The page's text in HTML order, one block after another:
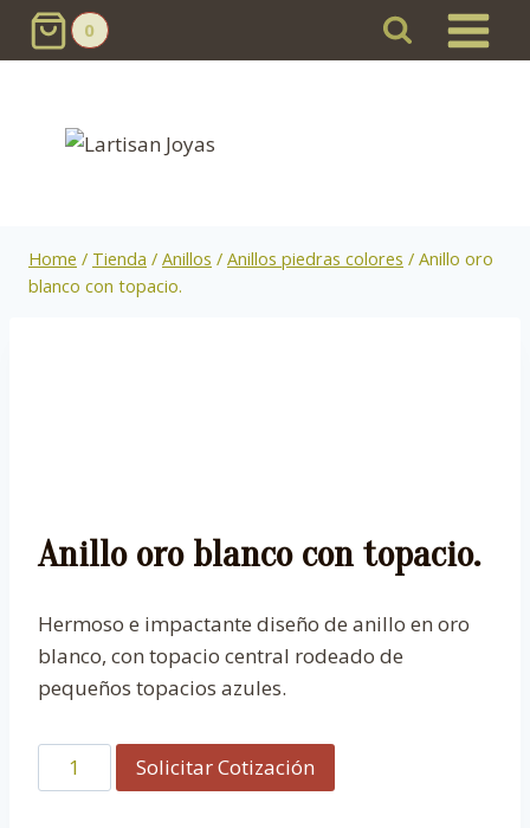
Skip
0
Home / Tienda / Anillos / Anillos piedras colores / Anillo oro
blanco con topacio.
Anillo oro blanco con topacio.
Hermoso e impactante diseño de anillo en oro
blanco, con topacio central rodeado de
pequeños topacios azules.
Anillo
oro
Solicitar Cotización